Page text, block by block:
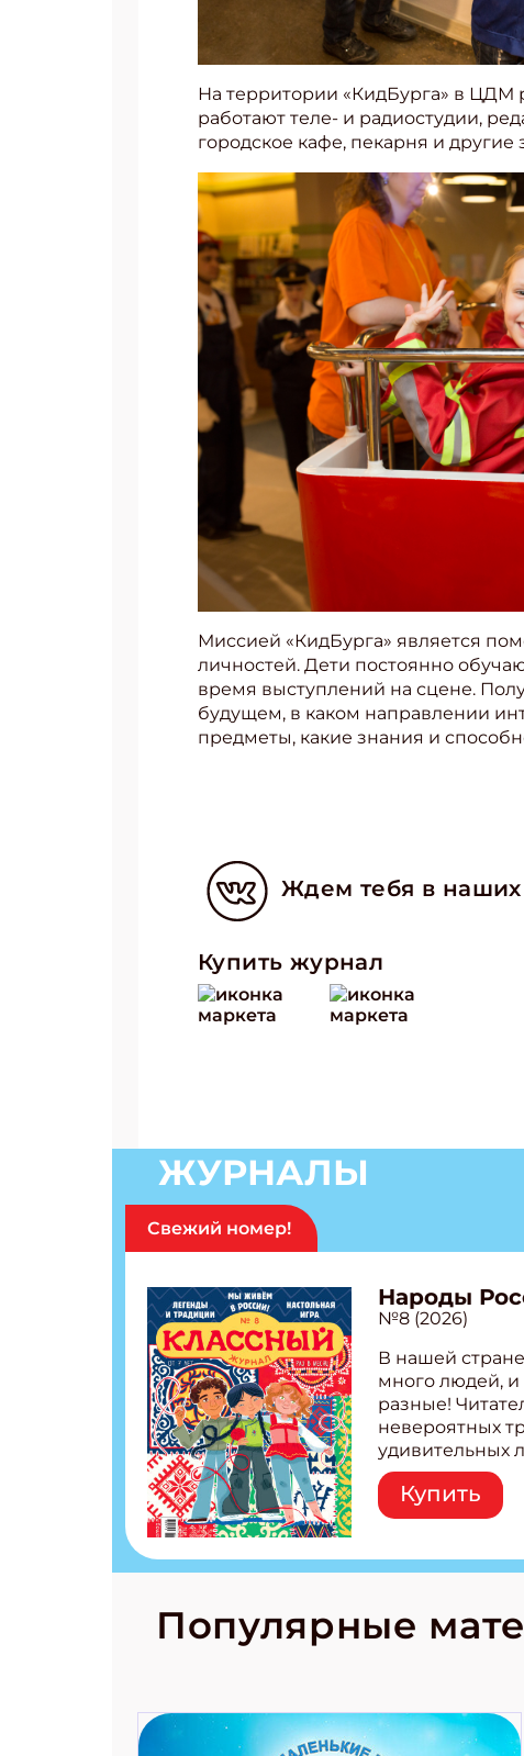
На территории «КидБурга» в ЦДМ
работают теле- и радиостудии,
городское кафе, пекарня и
Миссией «КидБурга» является
личностей. Дети постоянно
время выступлений на сцене.
будущем, в каком направлении
предметы, какие знания и
Ждем тебя в наших
Купить журнал
ЖУРНАЛЫ
Свежий номер!
Народы
№8 (2026)
В нашей
много людей,
разные!
невероятных
удивительных
народов
Легенды
бурятов
странные
космические
Купить
Популярные